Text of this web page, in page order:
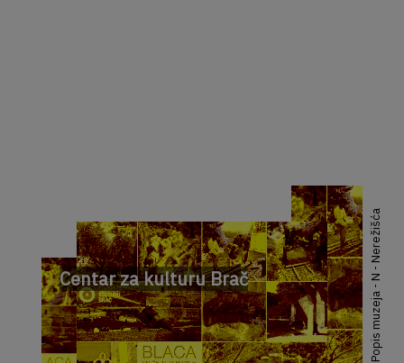
Centar za kulturu Brač Popis muzeja - N - Nerežišća